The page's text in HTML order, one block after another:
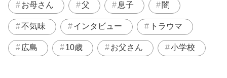
お母さん 父 息子 闇
不気味 インタビュー トラウマ
広島 10歳 お父さん 小学校